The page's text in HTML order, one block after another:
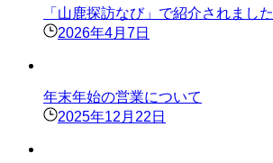
「山鹿探訪なび」で紹介されました
2026年4月7日
年末年始の営業について
2025年12月22日